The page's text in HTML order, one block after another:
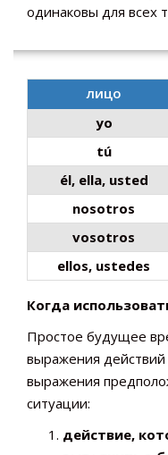
одинаковы для всех
лицо
yo
tú
él, ella, usted
nosotros
vosotros
ellos, ustedes
Когда
Простое будущее
выражения
выражения
ситуации:
действие,